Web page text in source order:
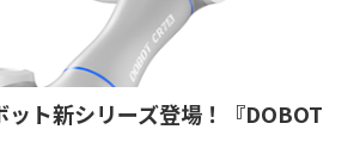
ット新シリーズ登場！『DOBOT